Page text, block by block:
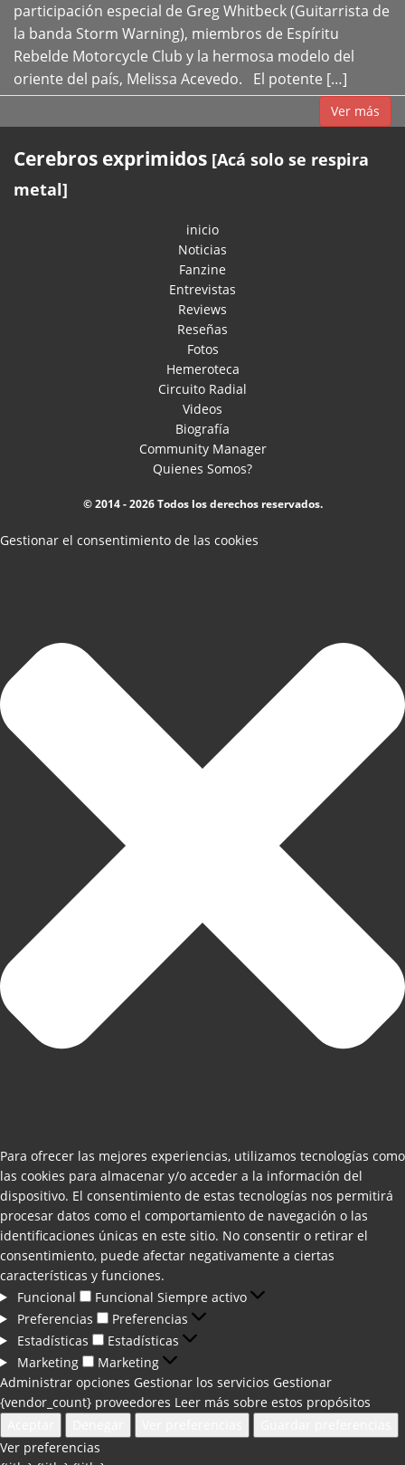
participación especial de Greg Whitbeck (Guitarrista de
la banda Storm Warning), miembros de Espíritu
Rebelde Motorcycle Club y la hermosa modelo del
oriente del país, Melissa Acevedo. El potente […]
Ver más
Cerebros exprimidos [Acá solo se respira
metal]
inicio
Noticias
Fanzine
Entrevistas
Reviews
Reseñas
Fotos
Hemeroteca
Circuito Radial
Videos
Biografía
Community Manager
Quienes Somos?
© 2014 - 2026 Todos los derechos reservados.
Gestionar el consentimiento de las cookies
Para ofrecer las mejores experiencias, utilizamos tecnologías como
las cookies para almacenar y/o acceder a la información del
dispositivo. El consentimiento de estas tecnologías nos permitirá
procesar datos como el comportamiento de navegación o las
identificaciones únicas en este sitio. No consentir o retirar el
consentimiento, puede afectar negativamente a ciertas
características y funciones.
Funcional
Funcional Siempre activo
Preferencias
Preferencias
Estadísticas
Estadísticas
Marketing
Marketing
Administrar opciones Gestionar los servicios Gestionar
{vendor_count} proveedores Leer más sobre estos propósitos
Ver preferencias